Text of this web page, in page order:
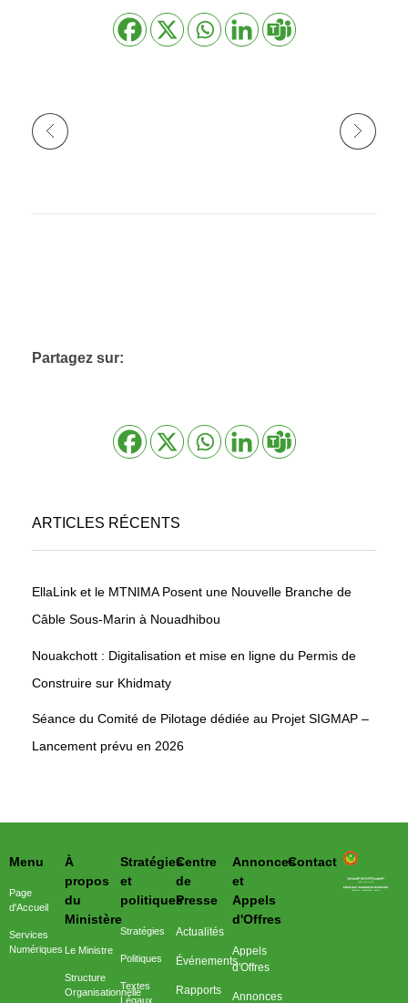
Partagez sur:
ARTICLES RÉCENTS
EllaLink et le MTNIMA Posent une Nouvelle Branche de
Câble Sous-Marin à Nouadhibou
Nouakchott : Digitalisation et mise en ligne du Permis de
Construire sur Khidmaty
Séance du Comité de Pilotage dédiée au Projet SIGMAP –
Lancement prévu en 2026
وزارة التحول الرقمي وعصرنة الادارة
Contact
Annonces
et
Appels
d'Offres
Appels
d'Offres
Annonces
Centre
de
Presse
Actualités
Événements
Rapports
Stratégies
et
politiques
Stratégies
Politiques
Textes
Légaux
À
propos
du
Ministère
Le Ministre
Structure
Organisationnelle
Menu
Page
d'Accueil
Services
Numériques